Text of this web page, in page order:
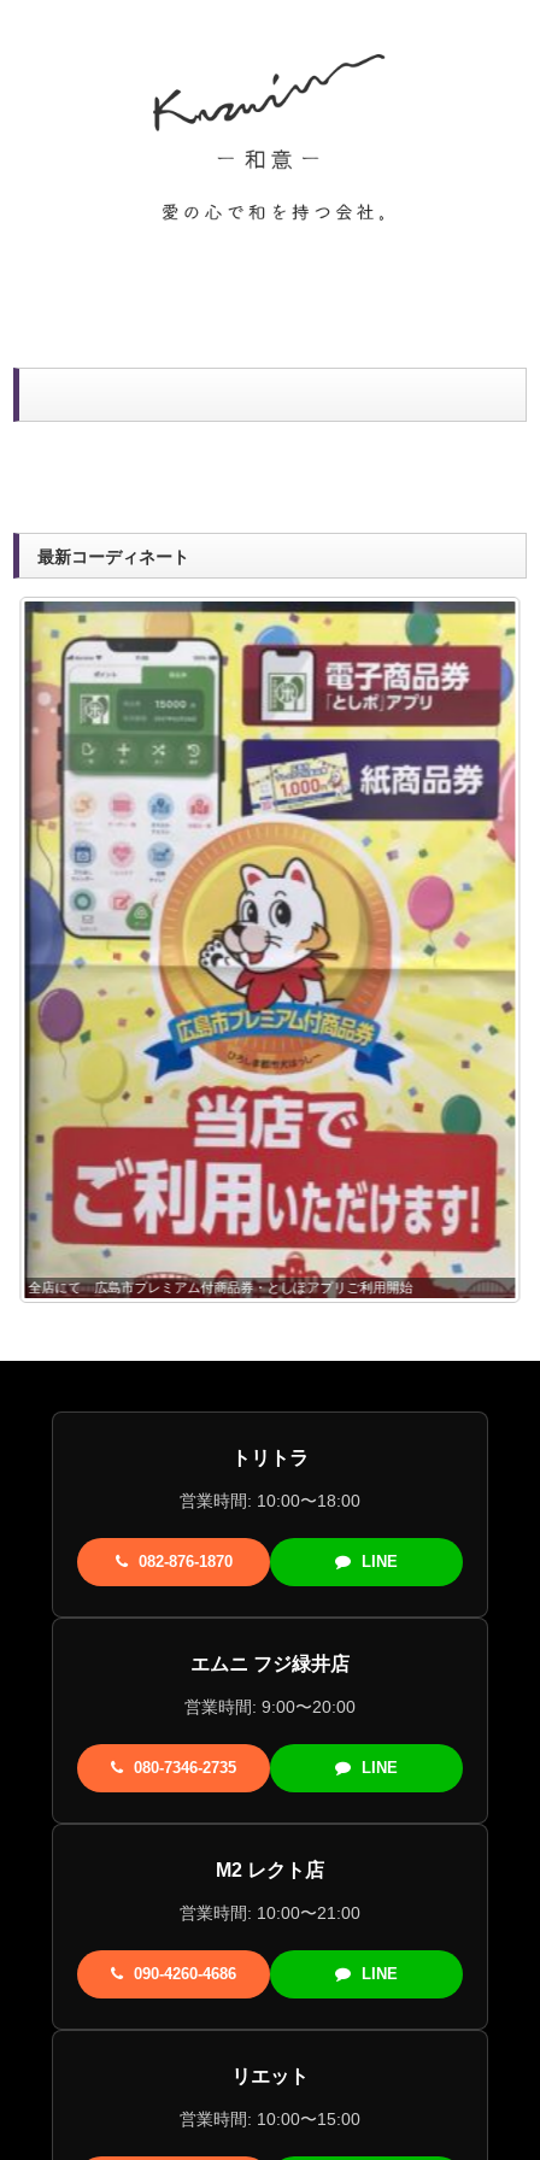
最新コーディネート
全店にて 広島市プレミアム付商品券・としぽアプリご利用開始
トリトラ
営業時間: 10:00〜18:00
082-876-1870 LINE
エムニ フジ緑井店
営業時間: 9:00〜20:00
080-7346-2735 LINE
M2 レクト店
営業時間: 10:00〜21:00
090-4260-4686 LINE
リエット
営業時間: 10:00〜15:00